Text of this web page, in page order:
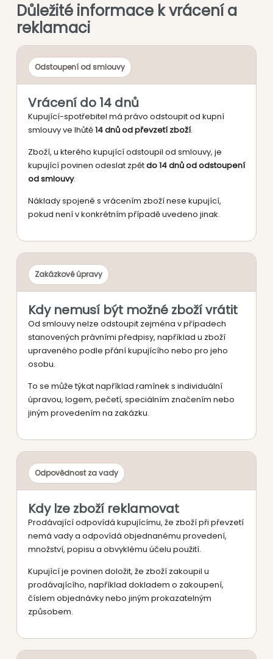
Důležité informace k vrácení a
reklamaci
Odstoupení od smlouvy
Vrácení do 14 dnů
Kupující-spotřebitel má právo odstoupit od kupní
smlouvy ve lhůtě14 dnů od převzetí zboží.
Zboží, u kterého kupující odstoupil od smlouvy, je
kupující povinen odeslat zpětdo 14 dnů od odstoupení
od smlouvy.
Náklady spojené s vrácením zboží nese kupující,
pokud není v konkrétním případě uvedeno jinak.
Zakázkové úpravy
Kdy nemusí být možné zboží vrátit
Od smlouvy nelze odstoupit zejména v případech
stanovených právními předpisy, například u zboží
upraveného podle přání kupujícího nebo pro jeho
osobu.
To se může týkat například ramínek s individuální
úpravou, logem, pečetí, speciálním značením nebo
jiným provedením na zakázku.
Odpovědnost za vady
Kdy lze zboží reklamovat
Prodávající odpovídá kupujícímu, že zboží při převzetí
nemá vady a odpovídá objednanému provedení,
množství, popisu a obvyklému účelu použití.
Kupující je povinen doložit, že zboží zakoupil u
prodávajícího, například dokladem o zakoupení,
číslem objednávky nebo jiným prokazatelným
způsobem.